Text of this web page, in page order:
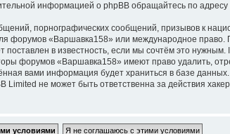
информацией о phpBB обращайтесь по адресу
порнографических сообщений, призывов к
форумов «Варшавка158» или международное
в известность, если мы сочтём это
форумов «Варшавка158» имеют право удалить,
вами информация будет храниться в базе
не может быть ответственна за действия